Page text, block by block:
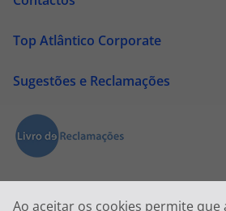
Ao aceitar os cookies permite que
Top Atlântico Corporate
Sugestões e Reclamações